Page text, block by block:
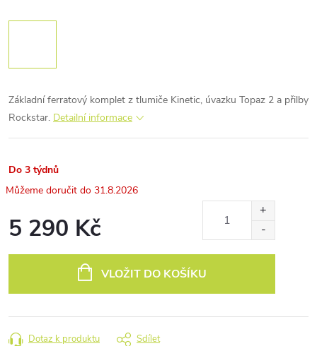
Základní ferratový komplet z tlumiče Kinetic, úvazku Topaz 2 a přilby
Rockstar. Detailní informace
Do 3 týdnů
31.8.2026
5 290 Kč
VLOŽIT DO KOŠÍKU
Dotaz k produktu Sdílet